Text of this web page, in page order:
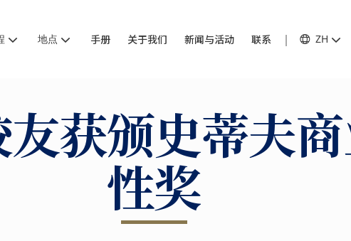
地点 手册 关于我们 新闻与活动 联系 ZH
获颁史蒂夫
性奖